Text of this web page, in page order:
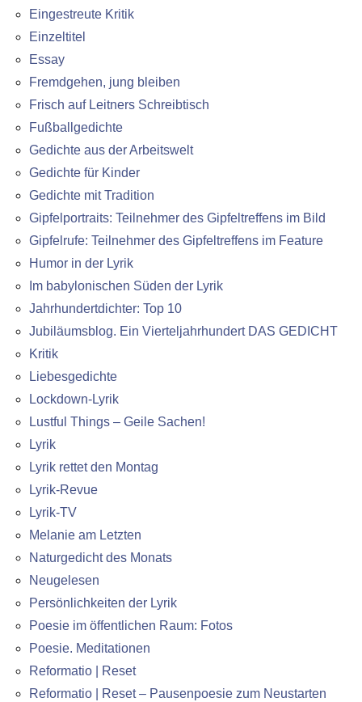
Eingestreute Kritik
Einzeltitel
Essay
Fremdgehen, jung bleiben
Frisch auf Leitners Schreibtisch
Fußballgedichte
Gedichte aus der Arbeitswelt
Gedichte für Kinder
Gedichte mit Tradition
Gipfelportraits: Teilnehmer des Gipfeltreffens im Bild
Gipfelrufe: Teilnehmer des Gipfeltreffens im Feature
Humor in der Lyrik
Im babylonischen Süden der Lyrik
Jahrhundertdichter: Top 10
Jubiläumsblog. Ein Vierteljahrhundert DAS GEDICHT
Kritik
Liebesgedichte
Lockdown-Lyrik
Lustful Things – Geile Sachen!
Lyrik
Lyrik rettet den Montag
Lyrik-Revue
Lyrik-TV
Melanie am Letzten
Naturgedicht des Monats
Neugelesen
Persönlichkeiten der Lyrik
Poesie im öffentlichen Raum: Fotos
Poesie. Meditationen
Reformatio | Reset
Reformatio | Reset – Pausenpoesie zum Neustarten